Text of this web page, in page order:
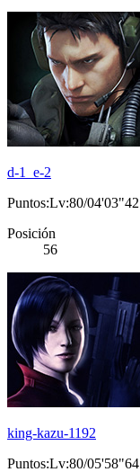
d-1_e-2
Puntos:Lv:80/04'03"42
Posición
56
king-kazu-1192
Puntos:Lv:80/05'58"64